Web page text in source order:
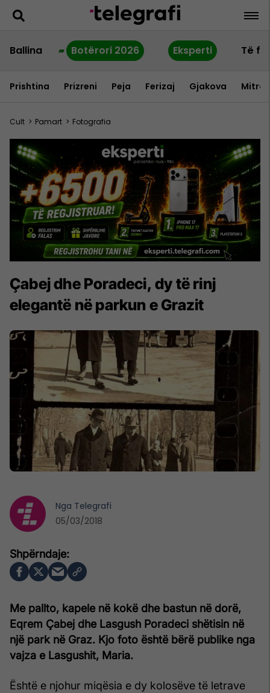
Ballina Botërori 2026 Eksperti Të
Prishtina Prizreni Peja Ferizaj Gjakova
Cult > Pamart > Fotografia
Çabej dhe Poradeci, dy të rinj
elegantë në parkun e Grazit
Me pallto, kapele në kokë dhe bastun në dorë,
Eqrem Çabej dhe Lasgush Poradeci shëtisin në
një park në Graz. Kjo foto është bërë publike nga
vajza e Lasgushit, Maria.
Është e njohur miqësia e dy kolosëve të letrave
Nga Telegrafi
05/03/2018